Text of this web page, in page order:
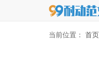
当前位置： 首页